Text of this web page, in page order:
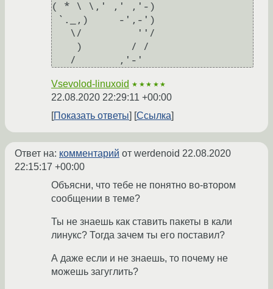
( * \ \,' ,' ,'-)
   /       ,'-'
Vsevolod-linuxoid ★★★★★
22.08.2020 22:29:11 +00:00
Показать ответы
Ссылка
Ответ на: комментарий от werdenoid 22.08.2020
22:15:17 +00:00
Объясни, что тебе не понятно во-втором
сообщении в теме?
Ты не знаешь как ставить пакеты в кали
линукс? Тогда зачем ты его поставил?
А даже если и не знаешь, то почему не
можешь загуглить?